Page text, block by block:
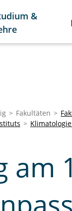
&
Fakultäten
am